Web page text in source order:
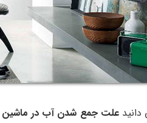
دانید علت جمع شدن آب در ماشین